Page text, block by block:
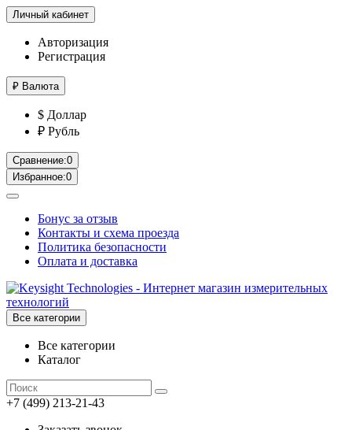
Личный кабинет
Авторизация
Регистрация
₽ Валюта
$ Доллар
₽ Рубль
Сравнение:0
Избранное:0
Бонус за отзыв
Контакты и схема проезда
Политика безопасности
Оплата и доставка
Все категории
Все категории
Каталог
+7 (499) 213-21-43